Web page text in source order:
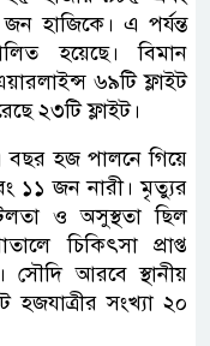
হাজিকে। এ পর্যন্ত
হয়েছে। বিমান
৬৯টি ফ্লাইট
২৩টি ফ্লাইট।
বছর হজ পালনে গিয়ে
১১ জন নারী। মৃত্যুর
ও অসুস্থতা ছিল
চিকিৎসা প্রাপ্ত
সৌদি আরবে স্থানীয়
হজযাত্রীর সংখ্যা ২০